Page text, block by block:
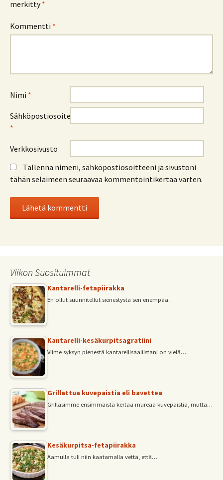
merkitty*
Kommentti *
Nimi *
Sähköpostiosoite
*
Verkkosivusto
Tallenna nimeni, sähköpostiosoitteeni ja sivustoni
tähän selaimeen seuraavaa kommentointikertaa varten.
Viikon Suosituimmat
Kantarelli-fetapiirakka
En ollut suunnitellut sienestystä sen enempää…
Kantarelli-kesäkurpitsagratiini
Viime syksyn pienestä kantarellisaaliistani on vielä…
Grillattua kuvepaistia eli bavettea
Grillasimme ensimmäistä kertaa mureaa kuvepaistia, mutta…
Kesäkurpitsa-fetapiirakka
Aamulla tuli niin kaatamalla vettä, että…